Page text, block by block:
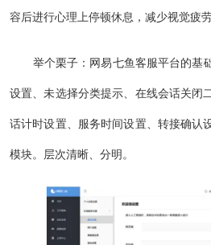
容后进行心理上停顿休息，减少视觉疲
举个栗子：网易七鱼客服平台的基
设置、未选择分类提示、在线会话关闭
话计时设置、服务时间设置、转接确认
模块。层次清晰、分明。